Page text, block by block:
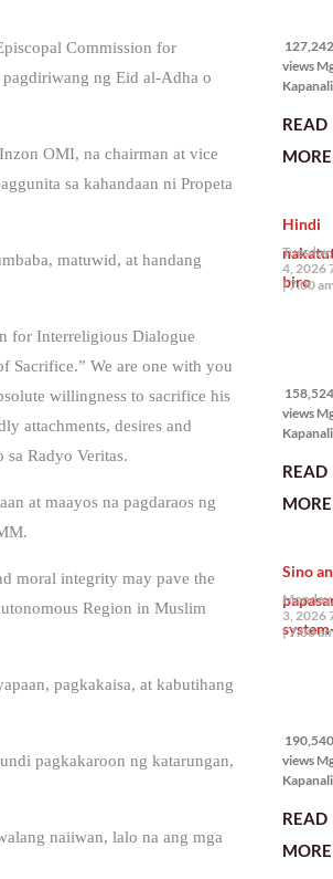
Commission for
ng Eid al-Adha o
OMI, na chairman at vice
sa kahandaan ni Propeta
matuwid, at handang
for Interreligious Dialogue
Sacrifice.” We are one with you
willingness to sacrifice his
attachments, desires and
Radyo Veritas.
at maayos na pagdaraos ng
moral integrity may pave the
Region in Muslim
pagkakaisa, at kabutihang
pagkakaroon ng katarungan,
naiiwan, lalo na ang mga
views
bawat
disente,
itong
ligtas,
READ
MORE
Hindi
biro
4, 2026
7:00
views
Japanese
the
bahay
READ
MORE
Sino
3, 2026
7:00
views
State of
READ
MORE